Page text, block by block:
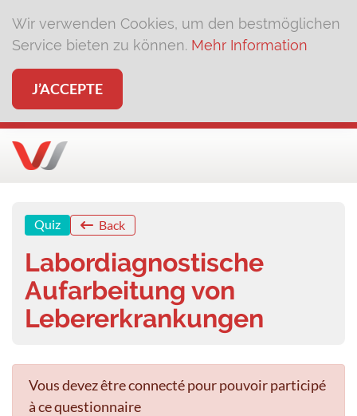
Wir verwenden Cookies, um den bestmöglichen
Service bieten zu können. Mehr Information
J’ACCEPTE
Quiz Back
Labordiagnostische
Aufarbeitung von
Lebererkrankungen
Vous devez être connecté pour pouvoir participé
à ce questionnaire